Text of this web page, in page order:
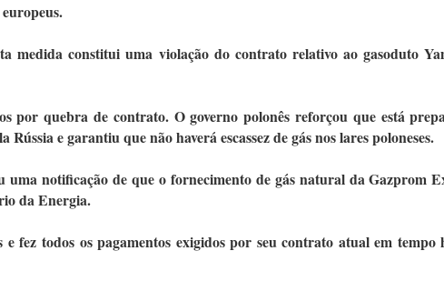
medida constitui uma violação do contrato relativo ao gasoduto
por quebra de contrato. O governo polonês reforçou que está
e garantiu que não haverá escassez de gás nos lares poloneses.
notificação de que o fornecimento de gás natural da Gazprom
da Energia.
fez todos os pagamentos exigidos por seu contrato atual em tempo